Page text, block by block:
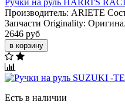
Производитель: ARIETE
Запчасти Originality:
2646 руб
в корзину
Есть в наличии